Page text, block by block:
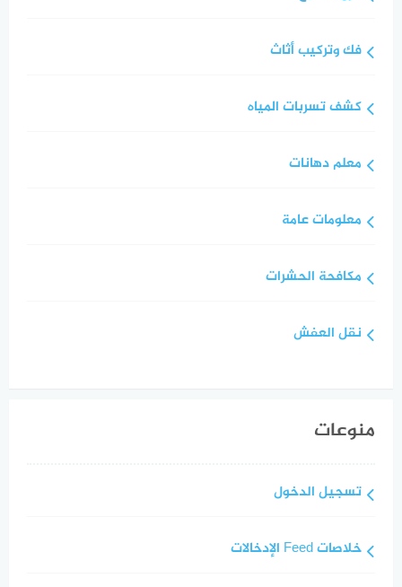
فك وتركيب أثاث
كشف تسربات المياه
معلم دهانات
معلومات عامة
مكافحة الحشرات
نقل العفش
منوعات
تسجيل الدخول
خلاصات Feed الإدخالات